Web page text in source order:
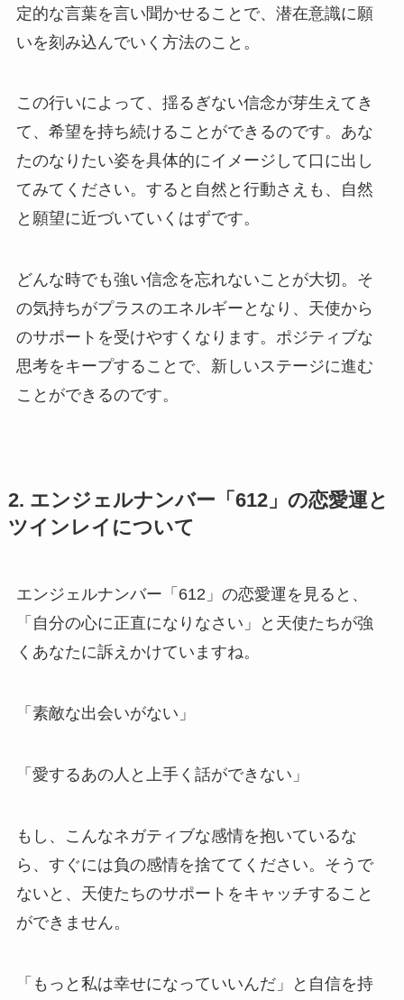
定的な言葉を言い聞かせることで、潜在意識に願
いを刻み込んでいく方法のこと。
この行いによって、揺るぎない信念が芽生えてき
て、希望を持ち続けることができるのです。あな
たのなりたい姿を具体的にイメージして口に出し
てみてください。すると自然と行動さえも、自然
と願望に近づいていくはずです。
どんな時でも強い信念を忘れないことが大切。そ
の気持ちがプラスのエネルギーとなり、天使から
のサポートを受けやすくなります。ポジティブな
思考をキープすることで、新しいステージに進む
ことができるのです。
2. エンジェルナンバー「612」の恋愛運と
ツインレイについて
エンジェルナンバー「612」の恋愛運を見ると、
「自分の心に正直になりなさい」と天使たちが強
くあなたに訴えかけていますね。
「素敵な出会いがない」
「愛するあの人と上手く話ができない」
もし、こんなネガティブな感情を抱いているな
ら、すぐには負の感情を捨ててください。そうで
ないと、天使たちのサポートをキャッチすること
ができません。
「もっと私は幸せになっていいんだ」と自信を持